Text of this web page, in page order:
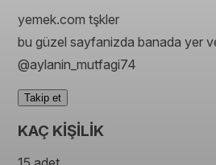
yemek.com tşkler
bu güzel sayfanizda banada yer
@aylanin_mutfagi74
Takip et
KAÇ KİŞİLİK